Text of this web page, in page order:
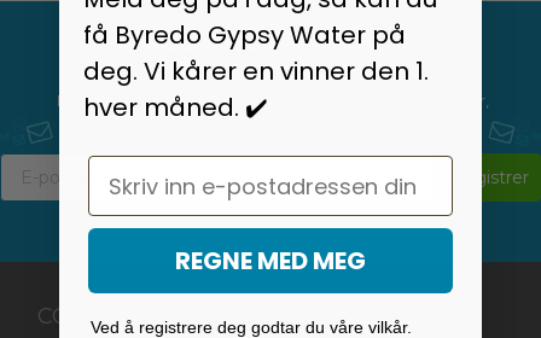
MELD DEG PÅ VÅRT
NYHETSBREV
Motta siste nytt om alt fra tilbud og salg til konkurranser,
nye produkter og mye mye mer.
Registrer
COOLPRISER.NO
få Byredo Gypsy Water på
deg. Vi kårer en vinner den 1.
hver måned. ✔️
Email
REGNE MED MEG
Ved å registrere deg godtar du våre vilkår.